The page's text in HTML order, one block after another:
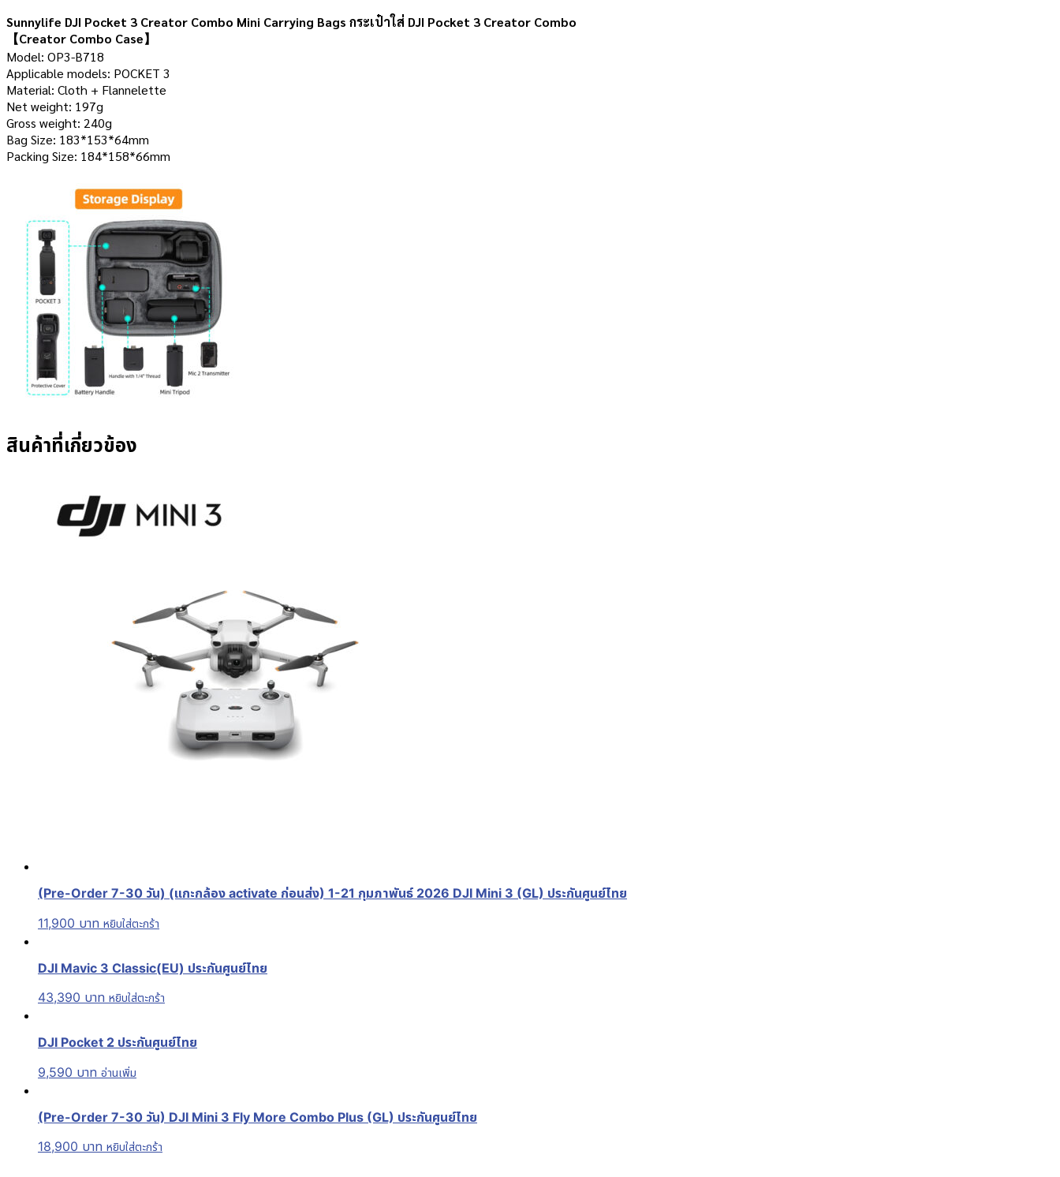
Sunnylife DJI Pocket 3 Creator Combo Mini Carrying Bags กระเป๋าใส่ DJI Pocket 3 Creator Combo
【Creator Combo Case】
Model: OP3-B718
Applicable models: POCKET 3
Material: Cloth + Flannelette
Net weight: 197g
Gross weight: 240g
Bag Size: 183*153*64mm
Packing Size: 184*158*66mm
สินค้าที่เกี่ยวข้อง
(Pre-Order 7-30 วัน) (แกะกล้อง activate ก่อนส่ง) 1-21 กุมภาพันธ์ 2026 DJI Mini 3 (GL) ประกันศูนย์ไทย
11,900 บาท หยิบใส่ตะกร้า
DJI Mavic 3 Classic(EU) ประกันศูนย์ไทย
43,390 บาท หยิบใส่ตะกร้า
DJI Pocket 2 ประกันศูนย์ไทย
9,590 บาท อ่านเพิ่ม
(Pre-Order 7-30 วัน) DJI Mini 3 Fly More Combo Plus (GL) ประกันศูนย์ไทย
18,900 บาท หยิบใส่ตะกร้า